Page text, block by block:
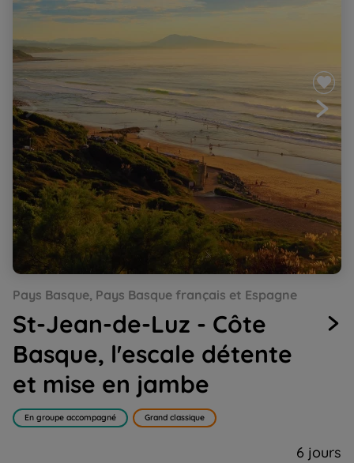
to
slide
1
to
slide
2
tototo
slide
5
to
slide
6
Pays Basque, Pays Basque français et Espagne
St-Jean-de-Luz - Côte
Basque, l'escale détente
et mise en jambe
En groupe accompagné Grand classique
6 jours